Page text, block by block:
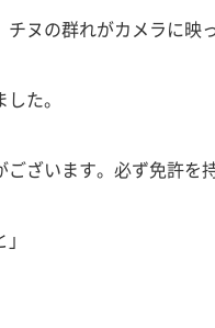
ヌの群れがカメラに映
た。
ざいます。必ず免許を